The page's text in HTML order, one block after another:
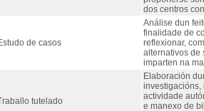
dos centros
de casos
Análise dun
finalidade de
reflexionar,
alternativos de
imparten na
tutelado
Elaboración
investigacións,
actividade
e manexo de